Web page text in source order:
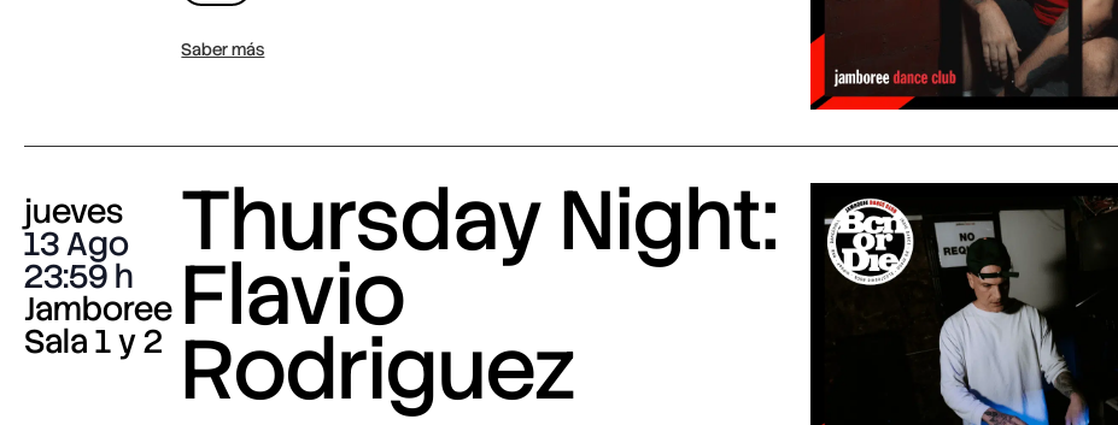
Saber más
jueves
13 Ago
23:59
Jamboree
Sala 1 y 2
Thursday Night:
Flavio
Rodriguez